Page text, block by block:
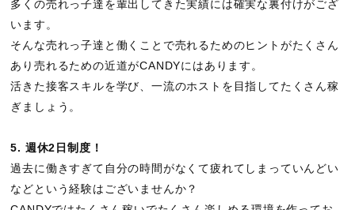
多くの売れっ子達を輩出してきた実績には確実な裏付けがござ
います。
そんな売れっ子達と働くことで売れるためのヒントがたくさん
あり売れるための近道がCANDYにはあります。
活きた接客スキルを学び、一流のホストを目指してたくさん稼
ぎましょう。
5. 週休2日制度！
過去に働きすぎて自分の時間がなくて疲れてしまっていんどい
などという経験はございませんか？